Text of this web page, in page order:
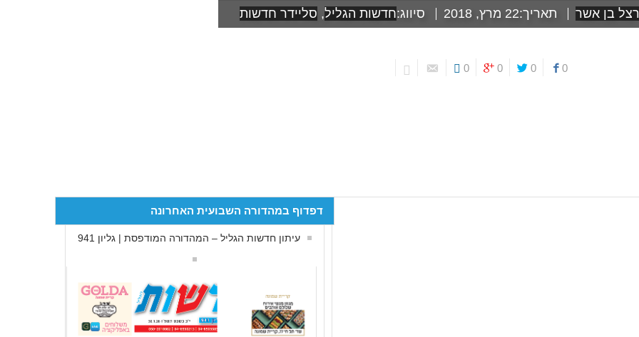
בן אשר תאריך:22 מרץ, 2018 סיווג:חדשות הגליל, סליידר חדשות
0
0
0
0
דפדוף במהדורה השבועית האחרונה
עיתון חדשות הגליל – המהדורה המודפסת | גליון 941